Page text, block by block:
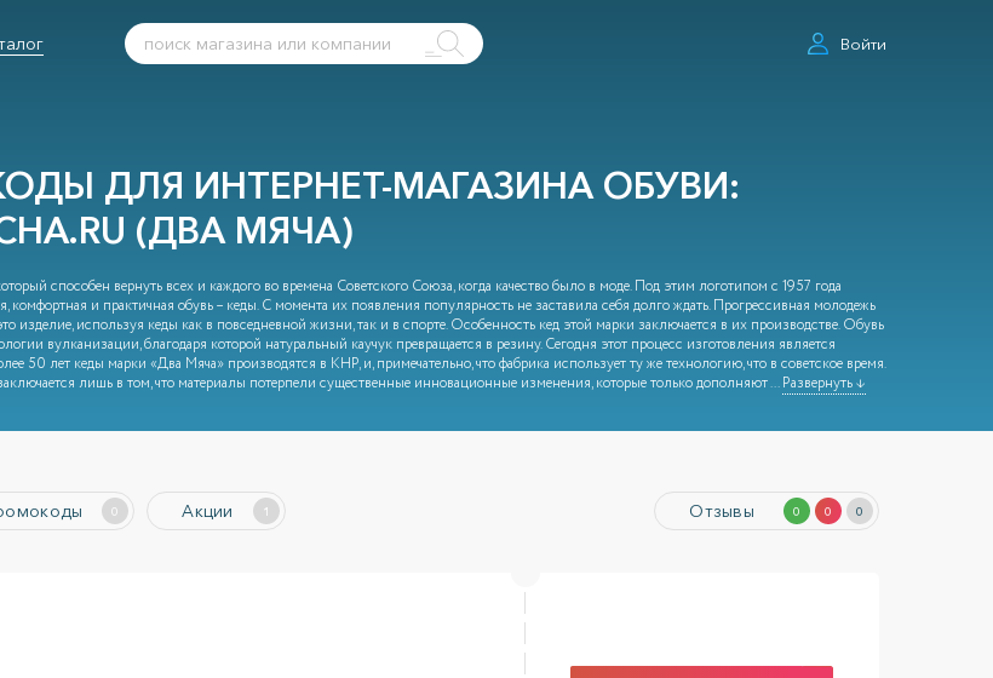
Войти
ДЛЯ ИНТЕРНЕТ-МАГАЗИНА ОБУВИ:
(ДВА МЯЧА)
способен вернуть всех и каждого во времена Советского Союза, когда качество было в моде. Под этим логотипом с 1957 года
комфортная и практичная обувь – кеды. С момента их появления популярность не заставила себя долго ждать. Прогрессивная молодежь
изделие, используя кеды как в повседневной жизни, так и в спорте. Особенность кед этой марки заключается в их производстве. Обувь
вулканизации, благодаря которой натуральный каучук превращается в резину. Сегодня этот процесс изготовления является
50 лет кеды марки «Два Мяча» производятся в КНР, и, примечательно, что фабрика использует ту же технологию, что в советское время.
лишь в том, что материалы потерпели существенные инновационные изменения, которые только дополняют...Развернуть ↓
0 Акции 1 Отзывы 0 0 0